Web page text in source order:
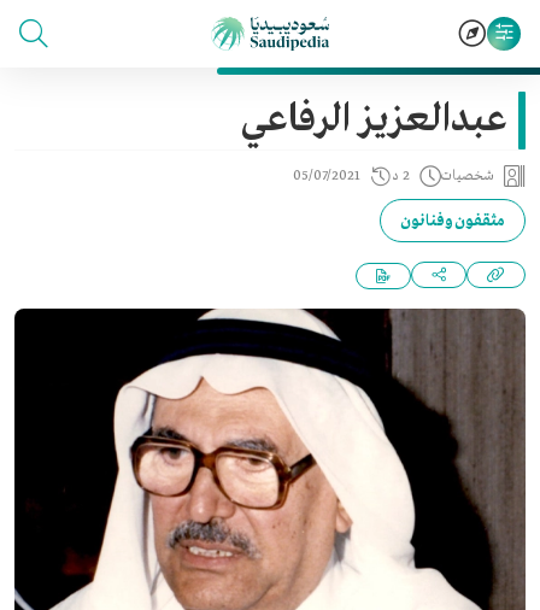
عبدالعزيز الرفاعي
شخصيات 2 د 05/07/2021
مثقفون وفنانون